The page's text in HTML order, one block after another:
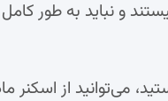
از اسکنر